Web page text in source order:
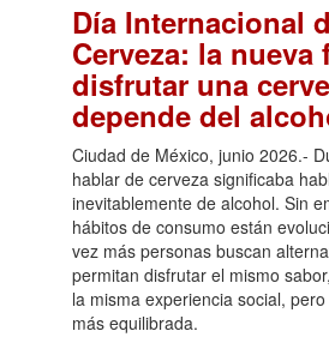
Día Internacional
Cerveza: la nueva
disfrutar una
depende del
Ciudad de México, junio 2026.-
hablar de cerveza significaba
inevitablemente de alcohol. Sin
hábitos de consumo están
vez más personas buscan
permitan disfrutar el mismo
la misma experiencia social,
más equilibrada.